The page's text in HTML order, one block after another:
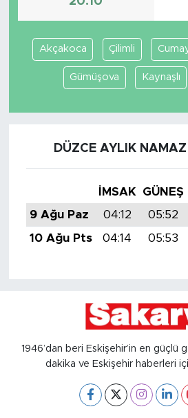
Akçakoca Çilimli
Gümüşova Kaynaşlı
DÜZCE AYLIK NAMAZ
İMSAK GÜNEŞ
9 Ağu Paz
04:12 05:52
10 Ağu Pts
04:14 05:53
1946’dan beri Eskişehir’in en güçlü
dakika ve Eskişehir haberleri